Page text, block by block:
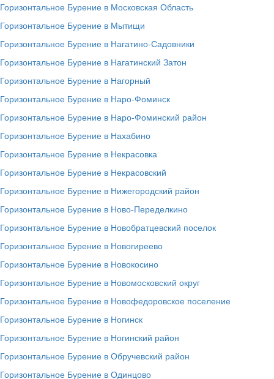
Горизонтальное Бурение в Московская Область
Горизонтальное Бурение в Мытищи
Горизонтальное Бурение в Нагатино-Садовники
Горизонтальное Бурение в Нагатинский Затон
Горизонтальное Бурение в Нагорный
Горизонтальное Бурение в Наро-Фоминск
Горизонтальное Бурение в Наро-Фоминский район
Горизонтальное Бурение в Нахабино
Горизонтальное Бурение в Некрасовка
Горизонтальное Бурение в Некрасовский
Горизонтальное Бурение в Нижегородский район
Горизонтальное Бурение в Ново-Переделкино
Горизонтальное Бурение в Новобратцевский поселок
Горизонтальное Бурение в Новогиреево
Горизонтальное Бурение в Новокосино
Горизонтальное Бурение в Новомосковский округ
Горизонтальное Бурение в Новофедоровское поселение
Горизонтальное Бурение в Ногинск
Горизонтальное Бурение в Ногинский район
Горизонтальное Бурение в Обручевский район
Горизонтальное Бурение в Одинцово